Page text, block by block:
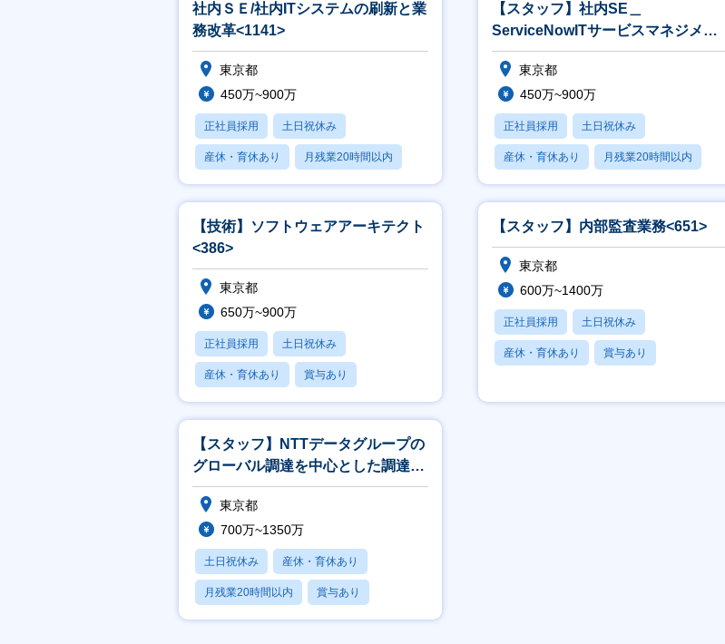
社内ＳＥ/社内ITシステムの刷新と業
務改革<1141>
東京都
450万~900万
正社員採用 土日祝休み
産休・育休あり 月残業20時間以内
賞与あり
【スタッフ】社内SE＿
ServiceNowITサービスマネジメン
ト<533>
東京都
450万~900万
正社員採用 土日祝休み
産休・育休あり 月残業20時間以内
賞与あり
【技術】ソフトウェアアーキテクト
<386>
東京都
650万~900万
正社員採用 土日祝休み
産休・育休あり 賞与あり
フレックス
【スタッフ】内部監査業務<651>
東京都
600万~1400万
正社員採用 土日祝休み
産休・育休あり 賞与あり
【スタッフ】NTTデータグループの
グローバル調達を中心とした調達戦
略検討・施策推進<903>
東京都
700万~1350万
土日祝休み 産休・育休あり
月残業20時間以内 賞与あり
フレックス